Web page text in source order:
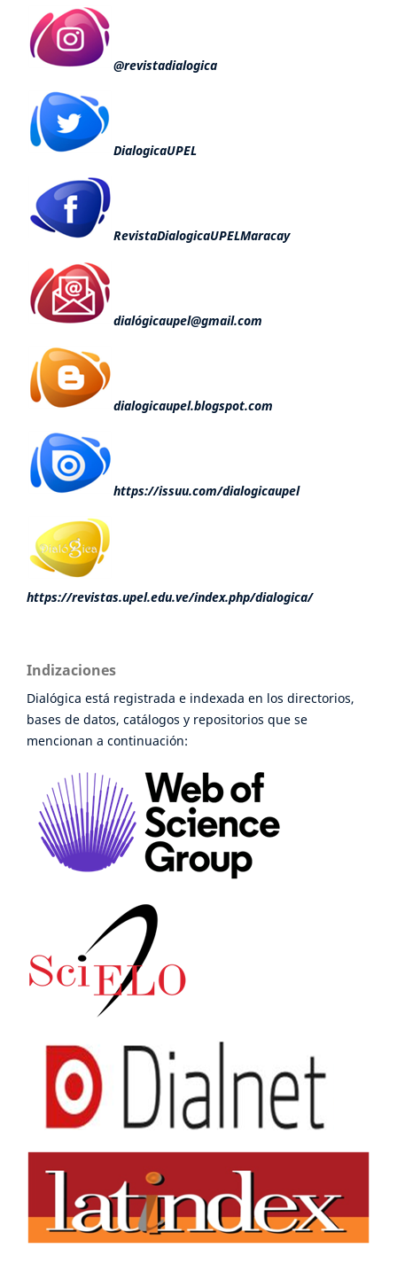
@revistadialogica
DialogicaUPEL
RevistaDialogicaUPELMaracay
dialógicaupel@gmail.com
dialogicaupel.blogspot.com
https://issuu.com/dialogicaupel
https://revistas.upel.edu.ve/index.php/dialogica/
Indizaciones
Dialógica está registrada e indexada en los directorios,
bases de datos, catálogos y repositorios que se
mencionan a continuación: